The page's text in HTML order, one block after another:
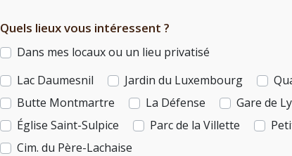
Quels lieux vous intéressent ?
Dans mes locaux ou un lieu privatisé
Lac Daumesnil
Jardin du Luxembourg
Butte Montmartre
La Défense Gare de
Église Saint-Sulpice
Parc de la Villette
Cim. du Père-Lachaise